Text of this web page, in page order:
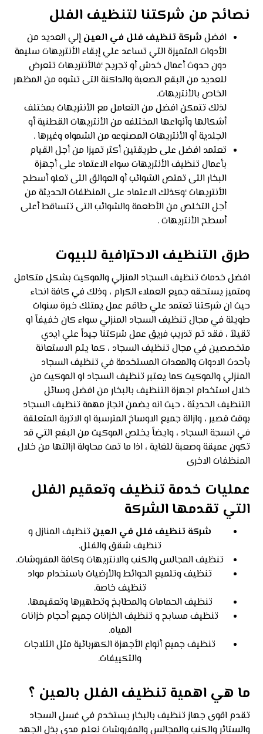
نصائح من شركتنا لتنظيف الفلل
افضل شركة تنظيف فلل في العينإلي العديد من
الأدوات المتميزة التي تساعد علي إبقاء الأنتريهات سليمة
دون حدوث أعمال خدش أو تجريح ؛فالأنتريهات تتعرض
للعديد من البقع الصعبة والداكنة التى تشوه من المظهر
الخاص بالأنتريهات.
لذلك تتمكن افضل من التعامل مع الأنتريهات بمختلف
أشكالها وأنواعها المختلفه من الأنتريهات القطنية أو
الجلدية أو الأنتريهات المصنوعه من الشمواه وغيرها .
تعتمد افضل على طريقتين أكثر تميزا من أجل القيام
بأعمال تنظيف الأنتريهات سواء الاعتماد على أجهزة
البخار التى تمتص الشوائب أو العوالق التى تعلو أسطح
الأنتريهات ؛وكذلك الاعتماد على المنظفات الحديثة من
أجل التخلص من الأطعمة والشوائب التى تتساقط أعلى
أسطح الأنتريهات .
طرق التنظيف الاحترافية للبيوت
افضل خدمات تنظيف السجاد المنزلي والموكيت بشكل متكامل
ومتميز يستحقه جميع العملاء الكرام ، وذلك في كافة انحاء
حيث ان شركتنا تعتمد علي طاقم عمل يمتلك خبرة سنوات
طويلة في مجال تنظيف السجاد المنزلي سواء كان خفيفاً او
ثقيلاً ، فقد تم تدريب فريق عمل شركتنا جيداً علي ايدي
متخصصين في مجال تنظيف السجاد ، كما يتم الاستعانة
بأحدث الادوات والمعدات المستخدمة في تنظيف السجاد
المنزلي والموكيت كما يعتبر تنظيف السجاد او الموكيت من
خلال استخدام اجهزة التنظيف بالبخار من افضل وسائل
التنظيف الحديثة ، حيث انه يضمن انجاز مهمة تنظيف السجاد
بوقت قصير ، وازالة جميع الاوساخ المترسبة او الاتربة المتعلقة
في انسجة السجاد ، وايضاً يخلص الموكيت من البقع التي قد
تكون عميقة وصعبة للغاية ، اذا ما تمت محاولة ازالتها من خلال
المنظفات الاخرى
عمليات خدمة تنظيف وتعقيم الفلل
التي تقدمها الشركة
شركة تنظيف فلل في العين تنظيف المنازل و
تنظيف شقق والفلل.
تنظيف المجالس والكنب والانتريهات وكافة المفروشات.
تنظيف وتلميع الحوائط والأرضيات باستخدام مواد
تنظيف خاصة.
تنظيف الحمامات والمطابخ وتطهيرها وتعقيمها.
تنظيف مسابحو تنظيف الخزاناتجميع أحجام خزانات
المياه.
تنظيف جميع أنواع الأجهزة الكهربائية مثل الثلاجات
والتكييفات.
ما هي اهمية تنظيف الفلل بالعين ؟
تقدم اقوى جهاز تنظيف بالبخار يستخدم في غسل السجاد
والستائر والكنب والمجالس والمفروشات نعلم مدى بذل الجهد